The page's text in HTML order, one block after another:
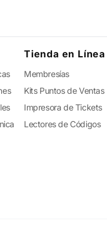
Tienda en Línea
Membresías
Kits Puntos de Ventas
Impresora de Tickets
Lectores de Códigos